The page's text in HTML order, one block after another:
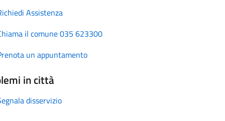
Assistenza
il comune 035 623300
un appuntamento
in città
disservizio